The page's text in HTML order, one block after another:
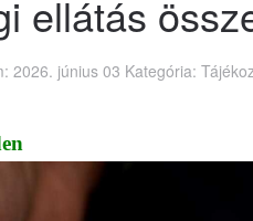
ellátás
2026. június 03 Kategória: